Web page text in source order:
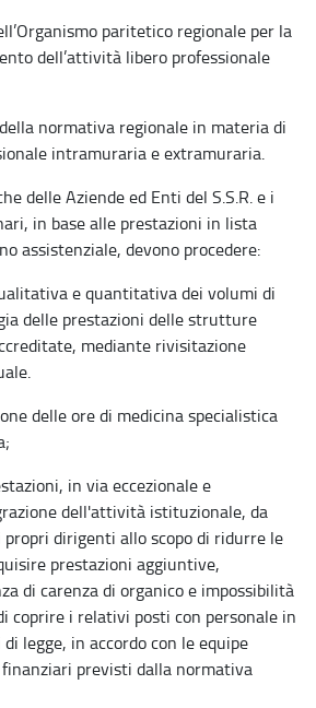
paritetico regionale per la
dell’attività libero professionale
normativa regionale in materia di
intramuraria e extramuraria.
delle Aziende ed Enti del S.S.R. e i
in base alle prestazioni in lista
assistenziale, devono procedere:
e quantitativa dei volumi di
delle prestazioni delle strutture
mediante rivisitazione
delle ore di medicina specialistica
in via eccezionale e
dell'attività istituzionale, da
propri dirigenti allo scopo di ridurre le
prestazioni aggiuntive,
di carenza di organico e impossibilità
coprire i relativi posti con personale in
legge, in accordo con le equipe
previsti dalla normativa